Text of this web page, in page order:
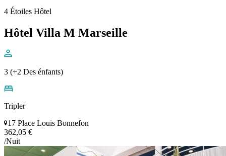
4 Étoiles Hôtel
Hôtel Villa M Marseille
3 (+2 Des énfants)
Tripler
17 Place Louis Bonnefon
362,05 €
/Nuit